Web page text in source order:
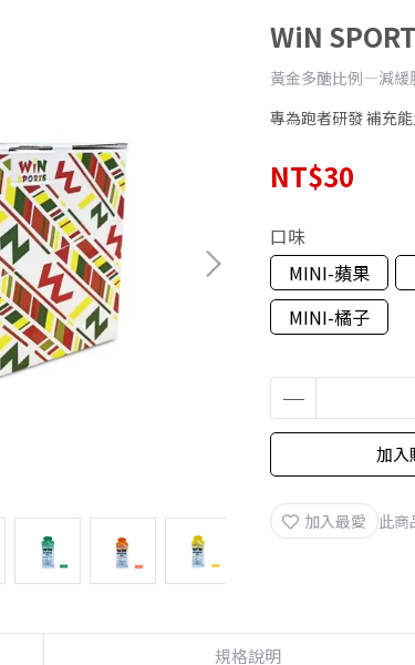
WiN
黃金多醣比例—減緩
專為跑者研發 補充
NT$30
口味
MINI-蘋果
MINI-橘子
加入
加入最愛 此商
規格說明